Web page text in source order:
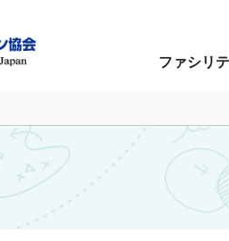
FAJ：特定非
ファシリ